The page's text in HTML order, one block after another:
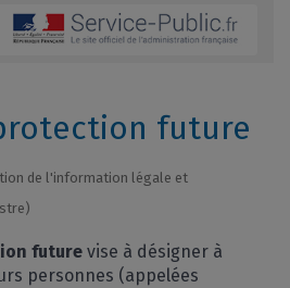
future
de l'information légale et
future vise à désigner à
personnes (appelées